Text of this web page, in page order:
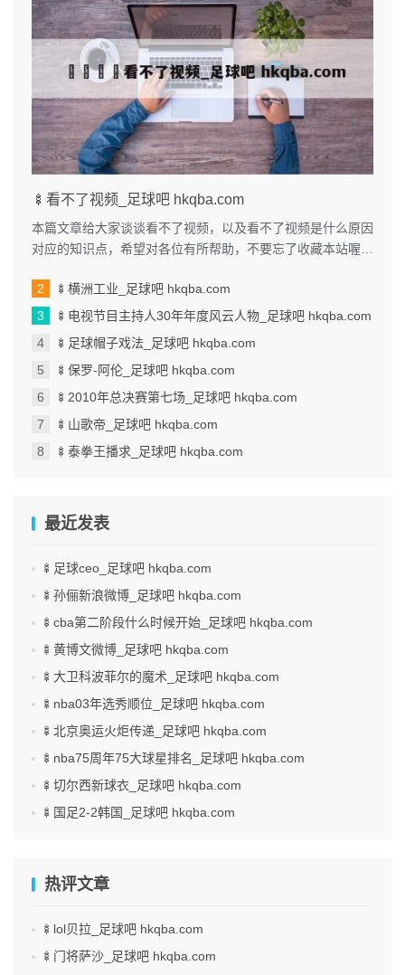
🍢看不了视频_足球吧 hkqba.com
本篇文章给大家谈谈看不了视频，以及看不了视频是什么原因
对应的知识点，希望对各位有所帮助，不要忘了收藏本站喔。
🍢横洲工业_足球吧 hkqba.com
🍢电视节目主持人30年年度风云人物_足球吧 hkqba.com
🍢足球帽子戏法_足球吧 hkqba.com
🍢保罗-阿伦_足球吧 hkqba.com
🍢2010年总决赛第七场_足球吧 hkqba.com
🍢山歌帝_足球吧 hkqba.com
🍢泰拳王播求_足球吧 hkqba.com
最近发表
🍢足球ceo_足球吧 hkqba.com
🍢孙俪新浪微博_足球吧 hkqba.com
🍢cba第二阶段什么时候开始_足球吧 hkqba.com
🍢黄博文微博_足球吧 hkqba.com
🍢大卫科波菲尔的魔术_足球吧 hkqba.com
🍢nba03年选秀顺位_足球吧 hkqba.com
🍢北京奥运火炬传递_足球吧 hkqba.com
🍢nba75周年75大球星排名_足球吧 hkqba.com
🍢切尔西新球衣_足球吧 hkqba.com
🍢国足2-2韩国_足球吧 hkqba.com
热评文章
🍢lol贝拉_足球吧 hkqba.com
🍢门将萨沙_足球吧 hkqba.com